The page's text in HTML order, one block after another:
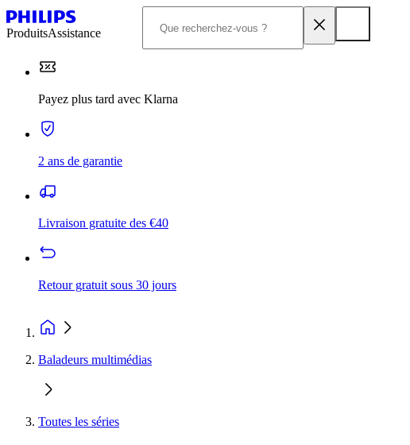
ProduitsAssistance
Payez plus tard avec Klarna
2 ans de garantie
Livraison gratuite des €40
Retour gratuit sous 30 jours
Baladeurs multimédias
Toutes les séries